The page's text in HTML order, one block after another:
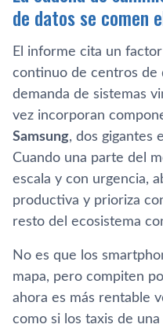
de datos se comen
El informe cita un
continuo de centros de
demanda de sistemas
vez incorporan
Samsung, dos gigantes
Cuando una parte del
escala y con urgencia,
productiva y prioriza
resto del ecosistema
No es que los
mapa, pero compiten
ahora es más rentable
como si los taxis de